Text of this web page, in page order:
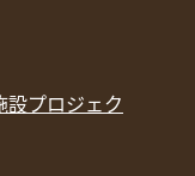
設プロジェク